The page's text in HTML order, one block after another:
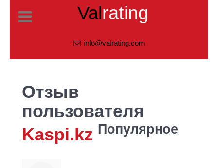
Valrating
info@valrating.com
Отзыв
пользователя
Kaspi.kz Популярное